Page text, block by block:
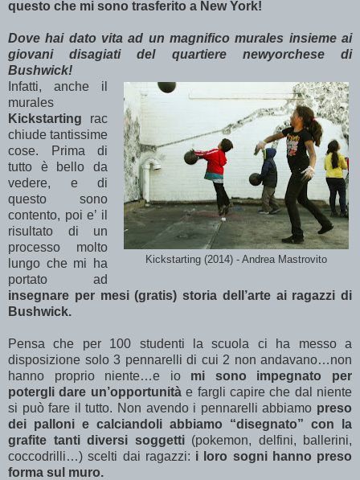
questo che mi sono trasferito a New York!
Dove hai dato vita ad un magnifico murales insieme ai
giovani disagiati del quartiere newyorchese di
Bushwick!
Kickstarting (2014) - Andrea Mastrovito
Infatti, anche il
murales
Kickstarting rac
chiude tantissime
cose. Prima di
tutto è bello da
vedere, e di
questo sono
contento, poi e’ il
risultato di un
processo molto
lungo che mi ha
portato ad
insegnare per mesi (gratis) storia dell’arte ai ragazzi di
Bushwick.
Pensa che per 100 studenti la scuola ci ha messo a
disposizione solo 3 pennarelli di cui 2 non andavano…non
hanno proprio niente…e io mi sono impegnato per
potergli dare un’opportunitàe fargli capire che dal niente
si può fare il tutto. Non avendo i pennarelli abbiamo preso
dei palloni e calciandoli abbiamo “disegnato” con la
grafite tanti diversi soggetti(pokemon, delfini, ballerini,
coccodrilli…) scelti dai ragazzi: i loro sogni hanno preso
forma sul muro.